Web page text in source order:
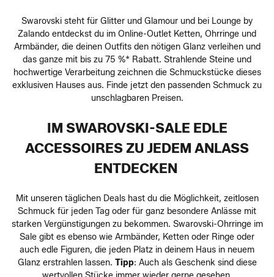
Swarovski steht für Glitter und Glamour und bei Lounge by
Zalando entdeckst du im Online-Outlet Ketten, Ohrringe und
Armbänder, die deinen Outfits den nötigen Glanz verleihen und
das ganze mit bis zu 75 %* Rabatt. Strahlende Steine und
hochwertige Verarbeitung zeichnen die Schmuckstücke dieses
exklusiven Hauses aus. Finde jetzt den passenden Schmuck zu
unschlagbaren Preisen.
IM SWAROVSKI-SALE EDLE
ACCESSOIRES ZU JEDEM ANLASS
ENTDECKEN
Mit unseren täglichen Deals hast du die Möglichkeit, zeitlosen
Schmuck für jeden Tag oder für ganz besondere Anlässe mit
starken Vergünstigungen zu bekommen. Swarovski-Ohrringe im
Sale gibt es ebenso wie Armbänder, Ketten oder Ringe oder
auch edle Figuren, die jeden Platz in deinem Haus in neuem
Glanz erstrahlen lassen. Tipp: Auch als Geschenk sind diese